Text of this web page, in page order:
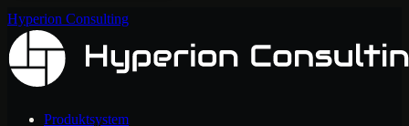
Hyperion Consulting
Produktsystem